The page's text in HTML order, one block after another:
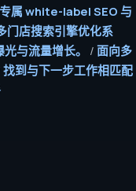
属 white-label SEO 与
门店搜索引擎优化系
与流量增长。 / 面向多
找到与下一步工作相匹配